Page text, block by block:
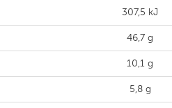
307,5 kJ
46,7 g
10,1 g
5,8 g